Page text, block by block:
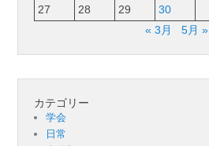
27
28 29
30
« 3月
5月 »
カテゴリー
学会
日常